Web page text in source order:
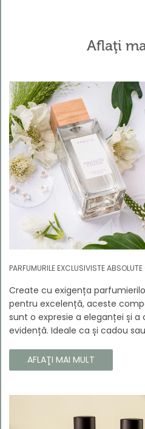
Aflaţi
PARFUMURILE EXCLUSIVISTE
Create cu exigența
pentru excelență, aceste
sunt o expresie a eleganței și a
evidență. Ideale ca și cadou
să atragă atenția și să emane
AFLAŢI MAI MULT